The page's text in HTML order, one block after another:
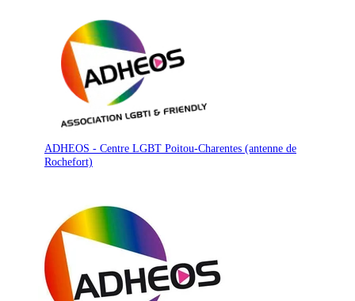
ADHEOS - Centre LGBT Poitou-Charentes (antenne de
Rochefort)